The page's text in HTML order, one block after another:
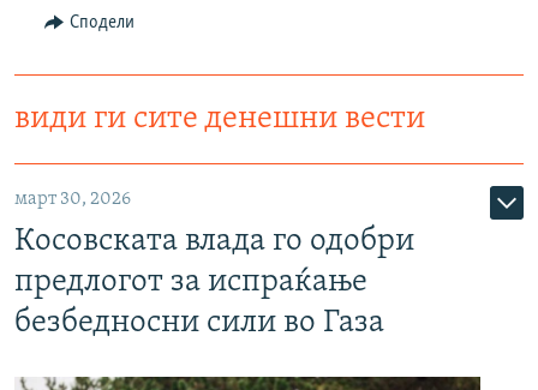
Сподели
види ги сите денешни вести
март 30, 2026
Косовската влада го одобри
предлогот за испраќање
безбедносни сили во Газа